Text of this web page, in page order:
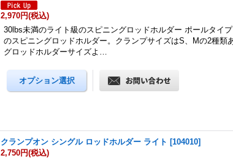
2,970円(税込)
30lbs未満のライト級のスピニングロッドホルダー ポールタイプ
のスピニングロッドホルダー。クランプサイズはS、Mの2種類
グロッドホルダーサイズよ…
クランプオン シングル ロッドホルダー ライト [104010]
2,750円(税込)